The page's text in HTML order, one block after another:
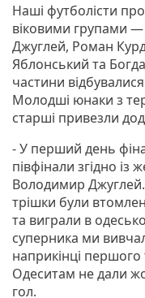
Наші футболісти
віковими групами
Джуглей, Роман
Яблонський та
частини
Молодші юнаки з
старші привезли
- У перший день
півфінали згідно
Володимир
трішки були
та виграли в
суперника ми
наприкінці першого
Одеситам не дали
гол.